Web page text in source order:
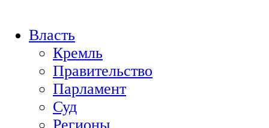
Власть
Кремль
Правительство
Парламент
Суд